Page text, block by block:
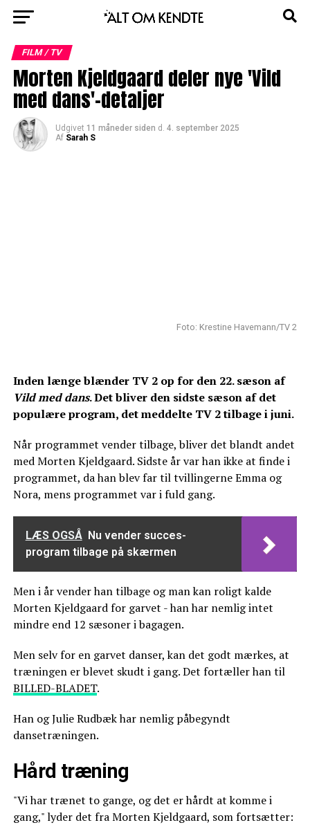
FILM / TV
Morten Kjeldgaard deler nye 'Vild
med dans'-detaljer
Udgivet 11 måneder siden d. 4. september 2025
Af Sarah S
Foto: Krestine Havemann/TV 2
Inden længe blænder TV 2 op for den 22. sæson af
Vild med dans. Det bliver den sidste sæson af det
populære program, det meddelte TV 2 tilbage i juni.
Når programmet vender tilbage, bliver det blandt andet
med Morten Kjeldgaard. Sidste år var han ikke at finde i
programmet, da han blev far til tvillingerne Emma og
Nora, mens programmet var i fuld gang.
LÆS OGSÅ Nu vender succes-
program tilbage på skærmen
Men i år vender han tilbage og man kan roligt kalde
Morten Kjeldgaard for garvet - han har nemlig intet
mindre end 12 sæsoner i bagagen.
Men selv for en garvet danser, kan det godt mærkes, at
træningen er blevet skudt i gang. Det fortæller han til
BILLED-BLADET.
Han og Julie Rudbæk har nemlig påbegyndt
dansetræningen.
Hård træning
"Vi har trænet to gange, og det er hårdt at komme i
gang," lyder det fra Morten Kjeldgaard, som fortsætter: